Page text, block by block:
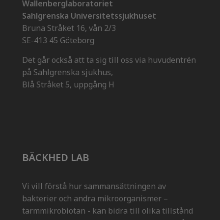
Wallenberglaboratoriet
Sahlgrenska Universitetssjukhuset
Bruna Stråket 16, vån 2/3
SE-413 45 Göteborg
Det går också att ta sig till oss via huvudentrén
på Sahlgrenska sjukhus,
Blå Stråket 5, uppgång H
BÄCKHED LAB
Vi vill förstå hur sammansättningen av
bakterier och andra mikroorganismer –
tarmmikrobiotan - kan bidra till olika tillstånd